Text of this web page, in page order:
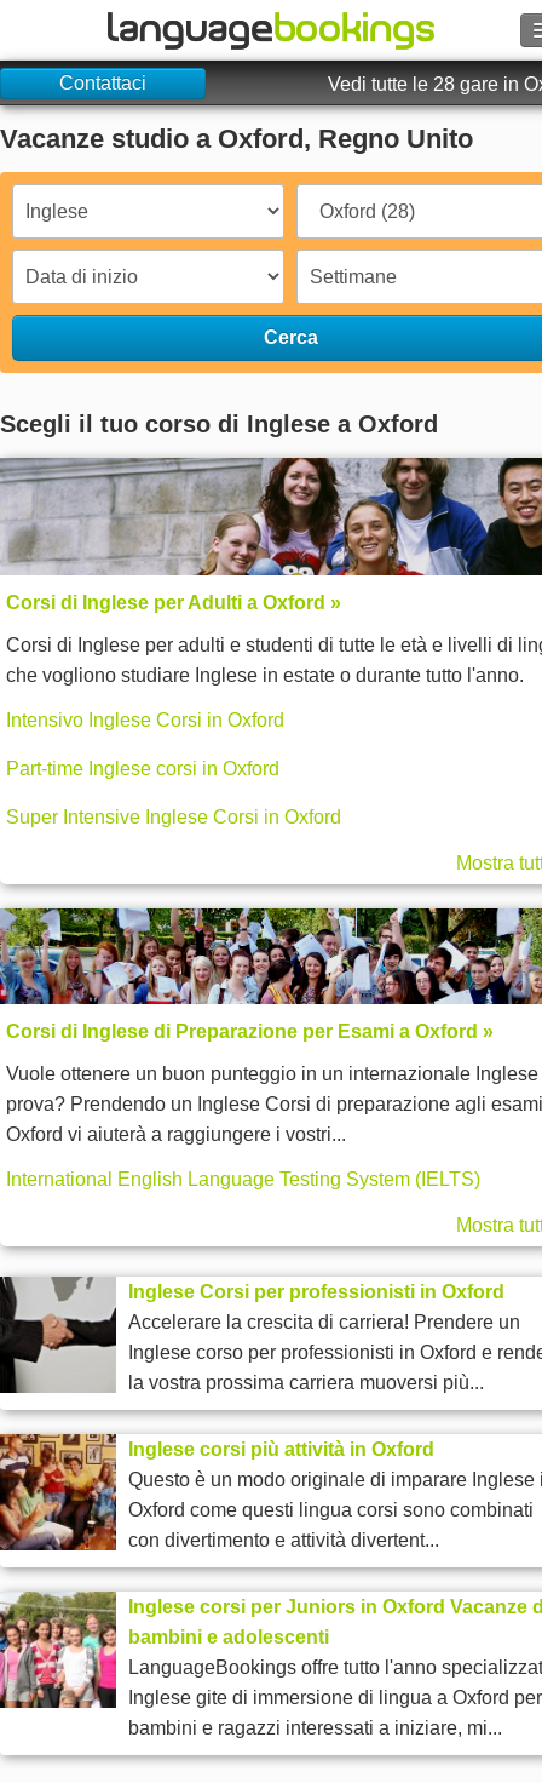
Contattaci
Entra
Lingua
Contattaci Vedi tutte le 28 gare in
Vacanze studio a Oxford, Regno Unito
Cerca
Scegli il tuo corso di Inglese a Oxford
Corsi di Inglese per Adulti a Oxford »
Corsi di Inglese per adulti e studenti di tutte le età e livelli di
che vogliono studiare Inglese in estate o durante tutto l'anno.
Intensivo Inglese Corsi in Oxford
Part-time Inglese corsi in Oxford
Super Intensive Inglese Corsi in Oxford
Mostra
Corsi di Inglese di Preparazione per Esami a Oxford »
Vuole ottenere un buon punteggio in un internazionale Inglese
prova? Prendendo un Inglese Corsi di preparazione agli
Oxford vi aiuterà a raggiungere i vostri...
International English Language Testing System (IELTS)
Mostra
Inglese Corsi per professionisti in Oxford
Accelerare la crescita di carriera! Prendere un
Inglese corso per professionisti in Oxford e
la vostra prossima carriera muoversi più...
Inglese corsi più attività in Oxford
Questo è un modo originale di imparare Inglese
Oxford come questi lingua corsi sono combinati
con divertimento e attività divertent...
Inglese corsi per Juniors in Oxford Vacanze
bambini e adolescenti
LanguageBookings offre tutto l'anno
Inglese gite di immersione di lingua a Oxford per
bambini e ragazzi interessati a iniziare, mi...